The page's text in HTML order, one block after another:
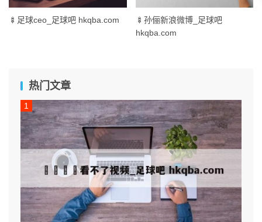
🍢足球ceo_足球吧 hkqba.com
🍢孙俪新浪微博_足球吧
hkqba.com
热门文章